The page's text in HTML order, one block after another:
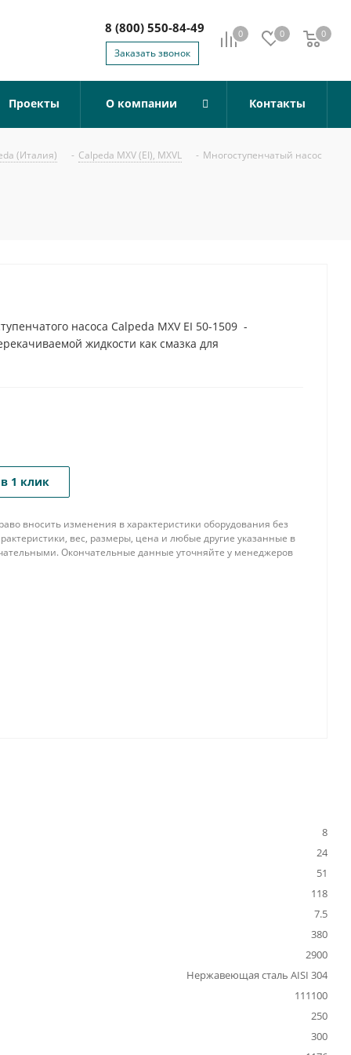
0 0 0
0
8 (800) 550-84-49
Заказать звонок
Проекты О компании Контакты
(Италия) - Calpeda MXV (EI), MXVL - Многоступенчатый насос
насоса Calpeda MXV EI 50-1509 -
жидкости как смазка для
1 клик
вносить изменения в характеристики оборудования без
вес, размеры, цена и любые другие указанные в
Окончательные данные уточняйте у менеджеров
8
24
51
118
7.5
380
2900
Нержавеющая сталь AISI 304
111100
250
300